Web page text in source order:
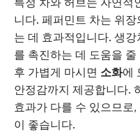
니다. 페퍼민트 차는 위
는 데 효과적입니다. 생
를 촉진하는 데 도움을
후 가볍게 마시면 소화에
안정감까지 제공합니다.
효과가 다를 수 있으므로
이 좋습니다.